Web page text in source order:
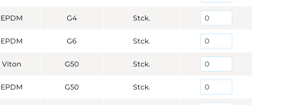
EPDM G4 Stck.
EPDM G6 Stck.
Viton G50 Stck.
EPDM G50 Stck.